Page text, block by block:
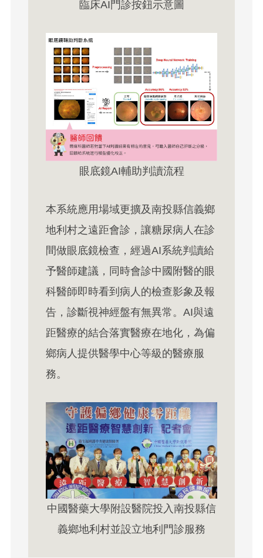
臨床AI門診按鈕示意圖
眼底鏡AI輔助判讀流程
本系統應用場域更擴及南投縣信義鄉
地利村之遠距會診，讓糖尿病人在診
間做眼底鏡檢查，經過AI系統判讀給
予醫師建議，同時會診中國附醫的眼
科醫師即時看到病人的檢查影象及報
告，診斷視神經盤有無異常。AI與遠
距醫療的結合落實醫療在地化，為偏
鄉病人提供醫學中心等級的醫療服
務。
中國醫藥大學附設醫院投入南投縣信
義鄉地利村並設立地利門診服務